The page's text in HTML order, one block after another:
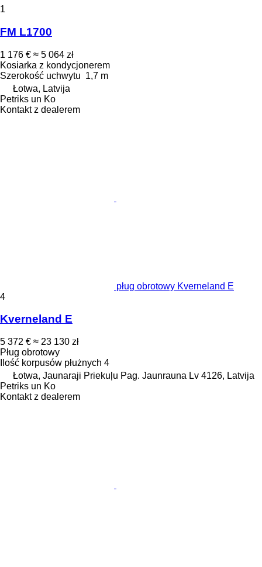
1
FM L1700
1 176 € ≈ 5 064 zł
Kosiarka z kondycjonerem
Szerokość uchwytu 1,7 m
Łotwa, Latvija
Petriks un Ko
Kontakt z dealerem
pług obrotowy Kverneland E
4
Kverneland E
5 372 € ≈ 23 130 zł
Pług obrotowy
Ilość korpusów płużnych 4
Łotwa, Jaunaraji Priekuļu Pag. Jaunrauna Lv 4126, Latvija
Petriks un Ko
Kontakt z dealerem